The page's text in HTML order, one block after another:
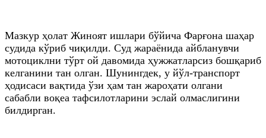
Мазкур ҳолат Жиноят ишлари бўйича Фарғона шаҳар
судида кўриб чиқилди. Суд жараёнида айбланувчи
мотоциклни тўрт ой давомида ҳужжатларсиз бошқариб
келганини тан олган. Шунингдек, у йўл-транспорт
ҳодисаси вақтида ўзи ҳам тан жароҳати олгани
сабабли воқеа тафсилотларини эслай олмаслигини
билдирган.